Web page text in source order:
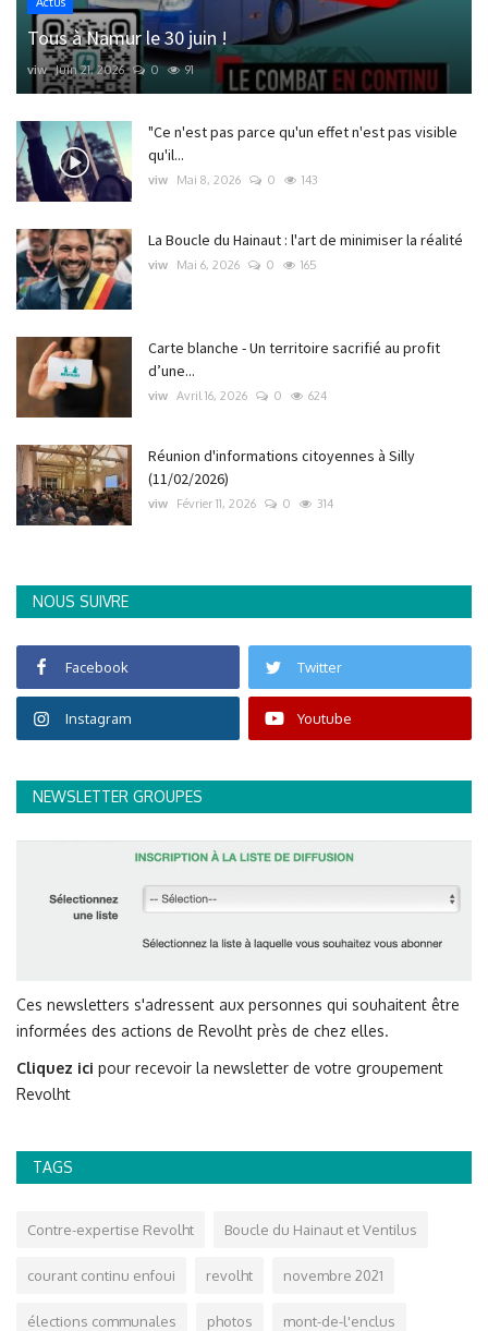
Tous à Namur le 30 juin !
viw Juin 21, 2026 0 91
"Ce n'est pas parce qu'un effet n'est pas visible
qu'il...
viw Mai 8, 2026 0 143
La Boucle du Hainaut : l'art de minimiser la réalité
viw Mai 6, 2026 0 165
Carte blanche - Un territoire sacrifié au profit
d’une...
viw Avril 16, 2026 0 624
Réunion d'informations citoyennes à Silly
(11/02/2026)
viw Février 11, 2026 0 314
NOUS SUIVRE
Facebook Twitter
Instagram Youtube
NEWSLETTER GROUPES
Ces newsletters s'adressent aux personnes qui souhaitent être
informées des actions de Revolht près de chez elles.
Cliquez ici pour recevoir la newsletter de votre groupement
Revolht
TAGS
Contre-expertise Revolht Boucle du Hainaut et Ventilus
courant continu enfoui revolht novembre 2021
élections communales photos mont-de-l'enclus